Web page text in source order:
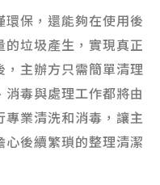
環保，還能夠在使用後
垃圾產生，實現真正
主辦方只需簡單清理
毒與處理工作都將由
業清洗和消毒，讓主
後續繁瑣的整理清潔